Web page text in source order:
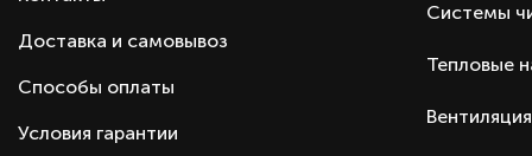
Пульт ДУ
Гарантия
Доставка и самовывоз
Способы оплаты
Условия гарантии
Системы
Тепловые
Вентиляция